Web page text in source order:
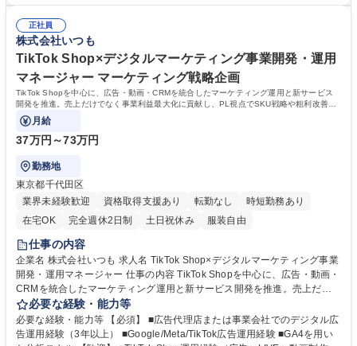
ン改善【業務設計・自動化推進/大手EC支援/グロース上場企業】
ディング業務の経験 ■SV経験やオペレーター管理経験 学歴・資格 学歴：
大学院 大学 高専 短大 専修学校 高校 語学力： 資格：
正社員
株式会社いつも
TikTok Shop×デジタルマーケティング事業開発・運用
マネージャー マーケティング戦略企画
TikTok Shopを中心に、広告・動画・CRMを統合したマーケティング運用と新サービス
開発を推進。売上だけでなく事業利益最大化に貢献し、PL視点でSKU戦略や粗利改善ま
で踏み込むマネージャーポジションです。
月給
37万円～73万円
勤務地
東京都千代田区
業界未経験歓迎
資格取得支援あり 転勤なし
時短勤務あり
在宅OK
完全週休2日制 土日祝休み 服装自由
仕事の内容
企業名 株式会社いつも 求人名 TikTok Shop×デジタルマーケティング事業
開発・運用マネージャー 仕事の内容 TikTok Shopを中心に、広告・動画・
CRMを統合したマーケティング運用と新サービス開発を推進。売上だけ
でなく事業利益最大化に貢献し、PL視点でSKU戦略や粗利改善まで踏み
込むマネージャーポジションです。 ■Google/Meta/TikTok広告の戦略立
案・運用・効果改善 ■TikTok Shopで広告・動画・CRMを連携した統合マ
必要な経験・能力等
必要な経験・能力等 【必須】 ■広告代理店または事業会社でのデジタル広
告運用経験（3年以上） ■Google/Meta/TikTok広告運用経験 ■GA4を用い